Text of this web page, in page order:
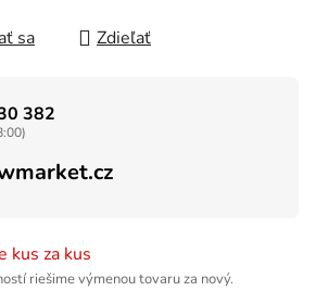
sa Zdieľať
382
kus za kus
riešime výmenou tovaru za nový.